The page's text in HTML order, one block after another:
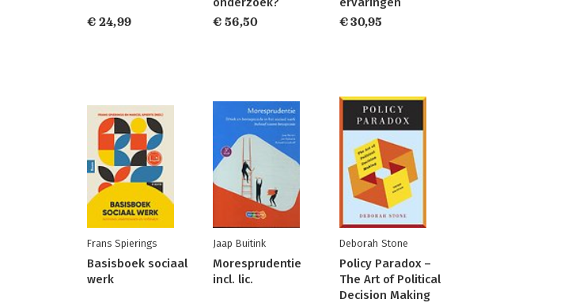
€ 24,99
€ 56,50
€ 30,95
Frans Spierings
Basisboek sociaal
werk
Jaap Buitink
Moresprudentie
incl. lic.
Deborah Stone
Policy Paradox –
The Art of Political
Decision Making